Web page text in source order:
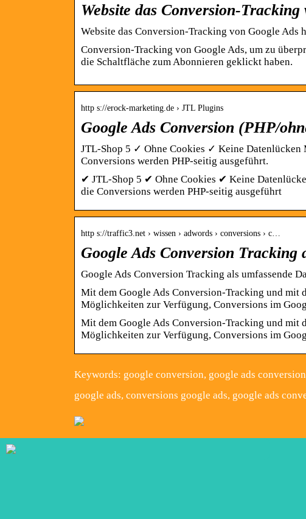
Website das Conversion-
Website das Conversion-Tracking von Google Ads
Conversion-Tracking von Google Ads, um zu
die Schaltfläche zum Abonnieren geklickt haben.
http s://erock-marketing.de › JTL Plugins
Google Ads Conversion (PHP/
JTL-Shop 5 ✓ Ohne Cookies ✓ Keine Datenlücken
Conversions werden PHP-seitig ausgeführt.
✔ JTL-Shop 5 ✔ Ohne Cookies ✔ Keine
die Conversions werden PHP-seitig ausgeführt
http s://traffic3.net › wissen › adwords › conversions › c…
Google Ads Conversion
Google Ads Conversion Tracking als umfassende
Mit dem Google Ads Conversion-Tracking und mit
Möglichkeiten zur Verfügung, Conversions im
Mit dem Google Ads Conversion-Tracking und mit
Möglichkeiten zur Verfügung, Conversions im
Keywords: google conversion, google ads
google ads, conversions google ads, google ads